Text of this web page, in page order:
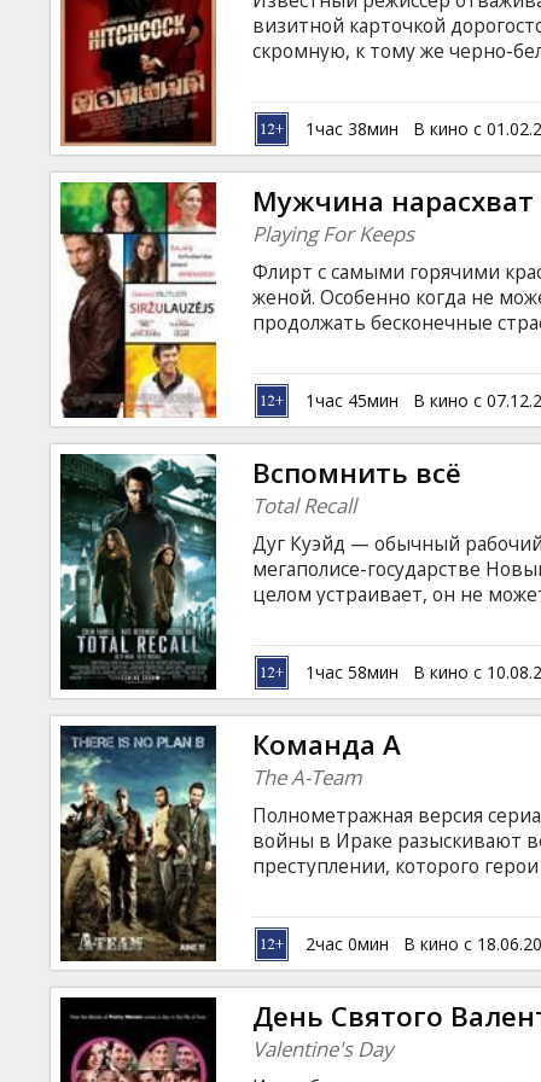
Кинозакуски
B2B
Клуб
визитной карточкой
скромную, к тому же черно-
души, чтобы найти те
как по клавишам, сыграть на
Фильм на английском языке с
1час 38мин В кино с
Мужчина нарасхват
Playing For Keeps
Флирт с самыми горячими
женой. Особенно когда не
продолжать бесконечные
обаятельный мужчина
пока у его жены не
карьере и горячих девушках
все складывается так, как
по-другому взглянуть на
1час 45мин В кино с
Вспомнить всё
Total Recall
Дуг Куэйд — обычный
мегаполисе-государстве
целом устраивает, он не
его в подпольный кабинет,
клиентов воспоминания-
при этом пережить сами
что в своих новых
спецназа штурмует кабинет и
1час 58мин В кино с
Команда А
The A-Team
Полнометражная версия
войны в Ираке разыскивают
преступлении, которого
истории придают
технологии. В ролях: Liam
Sharlto Copley Режиссер: Joe
Сценарий: Brian Bloom Фильм
латышском и русском языках.
2час 0мин В кино с
День Святого
Valentine's Day